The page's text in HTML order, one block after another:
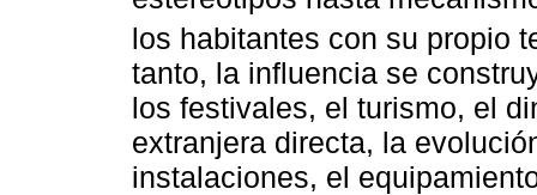
los habitantes con su propio
tanto, la influencia se
los festivales, el turismo, el
extranjera directa, la
instalaciones, el